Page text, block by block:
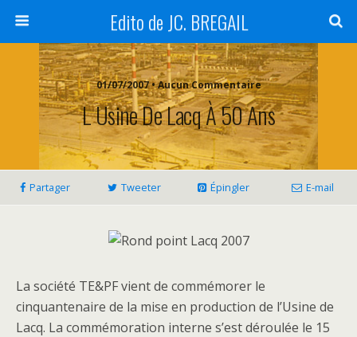
Edito de JC. BREGAIL
01/07/2007 • Aucun Commentaire
L Usine De Lacq À 50 Ans
Partager Tweeter Épingler E-mail
La société TE&PF vient de commémorer le
cinquantenaire de la mise en production de l’Usine de
Lacq. La commémoration interne s’est déroulée le 15